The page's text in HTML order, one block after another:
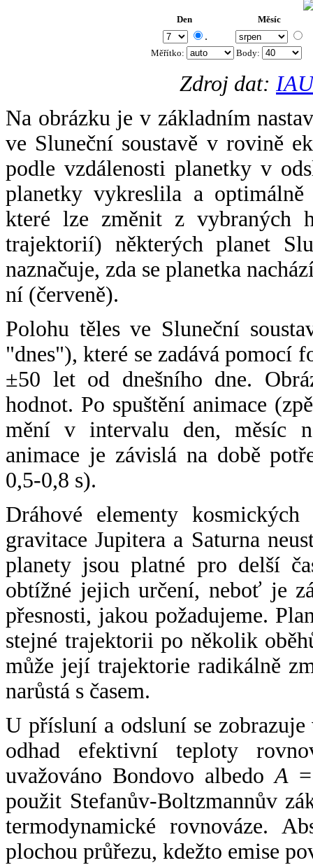
Den Měsíc
.
Měřítko: Body:
Zdroj dat:
Na obrázku je v základním
ve Sluneční soustavě v rovině
podle vzdálenosti planetky v
planetky vykreslila a
které lze změnit z vybraných
trajektorií) některých planet
naznačuje, zda se planetka
ní (červeně).
Polohu těles ve Sluneční
"dnes"), které se zadává pomocí
±50 let od dnešního dne.
hodnot. Po spuštění animace
mění v intervalu den, měsíc
animace je závislá na době
0,5-0,8 s).
Dráhové elementy
gravitace Jupitera a Saturna
planety jsou platné pro delší
obtížné jejich určení, neboť je
přesnosti, jakou požadujeme.
stejné trajektorii po několik
může její trajektorie radikálně
narůstá s časem.
U přísluní a odsluní se
odhad efektivní teploty
uvažováno Bondovo albedoA
použit Stefanův-Boltzmannův
termodynamické rovnováze.
plochou průřezu, kdežto emise